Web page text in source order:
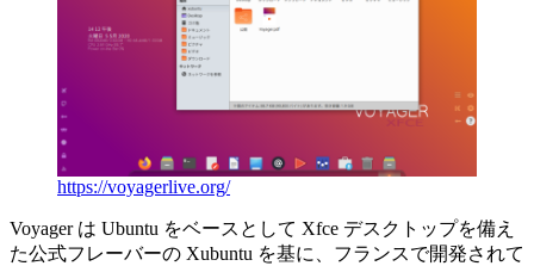
https://voyagerlive.org/
Voyager は Ubuntu をベースとして Xfce デスクトップを備え
た公式フレーバーの Xubuntu を基に、フランスで開発されて